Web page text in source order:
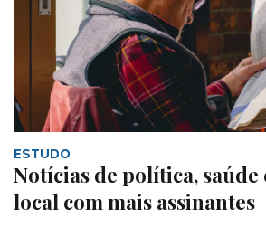
ESTUDO
Notícias de política, saúde
local com mais assinantes